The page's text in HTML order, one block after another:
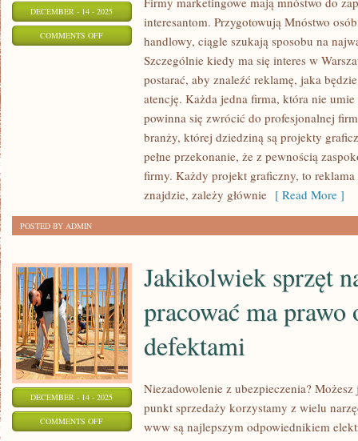
DECEMBER - 14 - 2025
COMMENTS OFFON
SKUTECZNEJ,
PRZYNOSZĄCEJ
TANIEJ,
POŻĄDANE
interesantom. Przygotowują Mnóstwo
handlowy, ciągle szukają sposobu na
Szczególnie kiedy ma się interes w
postarać, aby znaleźć reklamę, jaka
atencję. Każda jedna firma, która nie
powinna się zwrócić do profesjonalnej
branży, której dziedziną są projekty
pełne przekonanie, że z pewnością
firmy. Każdy projekt graficzny, to
znajdzie, zależy głównie [ Read More ]
POSTED BY ADMIN
DECEMBER - 14 - 2025
COMMENTS OFFON
Jakikolwiek sprzęt
pracować ma prawo
defektami
Niezadowolenie z ubezpieczenia?
punkt sprzedaży korzystamy z wielu
www są najlepszym odpowiednikiem